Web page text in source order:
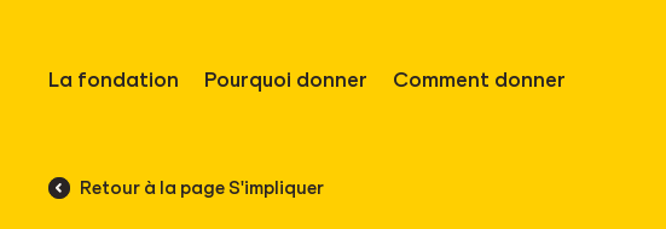
La fondation Pourquoi donner Comment donner
Retour à la page S'impliquer